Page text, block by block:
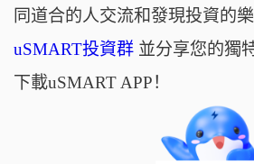
同道合的人交流和發現投資的
uSMART投資群並分享您的獨
下載uSMART APP！